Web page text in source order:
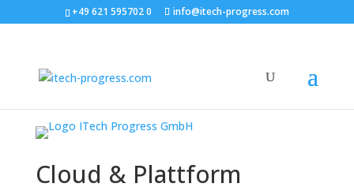
+49 621 595702 0 info@itech-progress.com
Cloud & Plattform